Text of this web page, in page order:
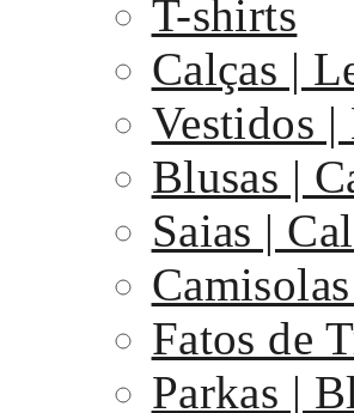
T-shirts
Calças |
Vestidos |
Blusas |
Saias |
Fatos de
Parkas |